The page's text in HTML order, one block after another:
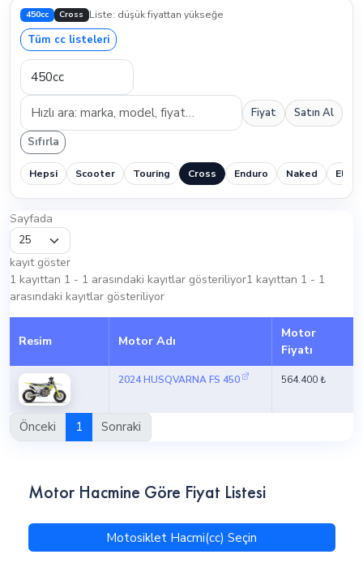
450cc Cross Liste: düşük fiyattan yükseğe
Tüm cc listeleri
Fiyat Satın Al
Sıfırla
Hepsi Scooter Touring Cross Enduro Naked
Sayfada
kayıt göster
1 kayıttan 1 - 1 arasındaki kayıtlar gösteriliyor1 kayıttan 1 - 1
arasındaki kayıtlar gösteriliyor
Resim Motor Adı
Motor
Fiyatı
2024 HUSQVARNA FS 450 564.400 ₺
Önceki 1 Sonraki
Motor Hacmine Göre Fiyat Listesi
Motosiklet Hacmi(cc) Seçin